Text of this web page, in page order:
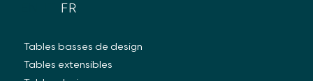
FR
Tables basses de design
Tables extensibles